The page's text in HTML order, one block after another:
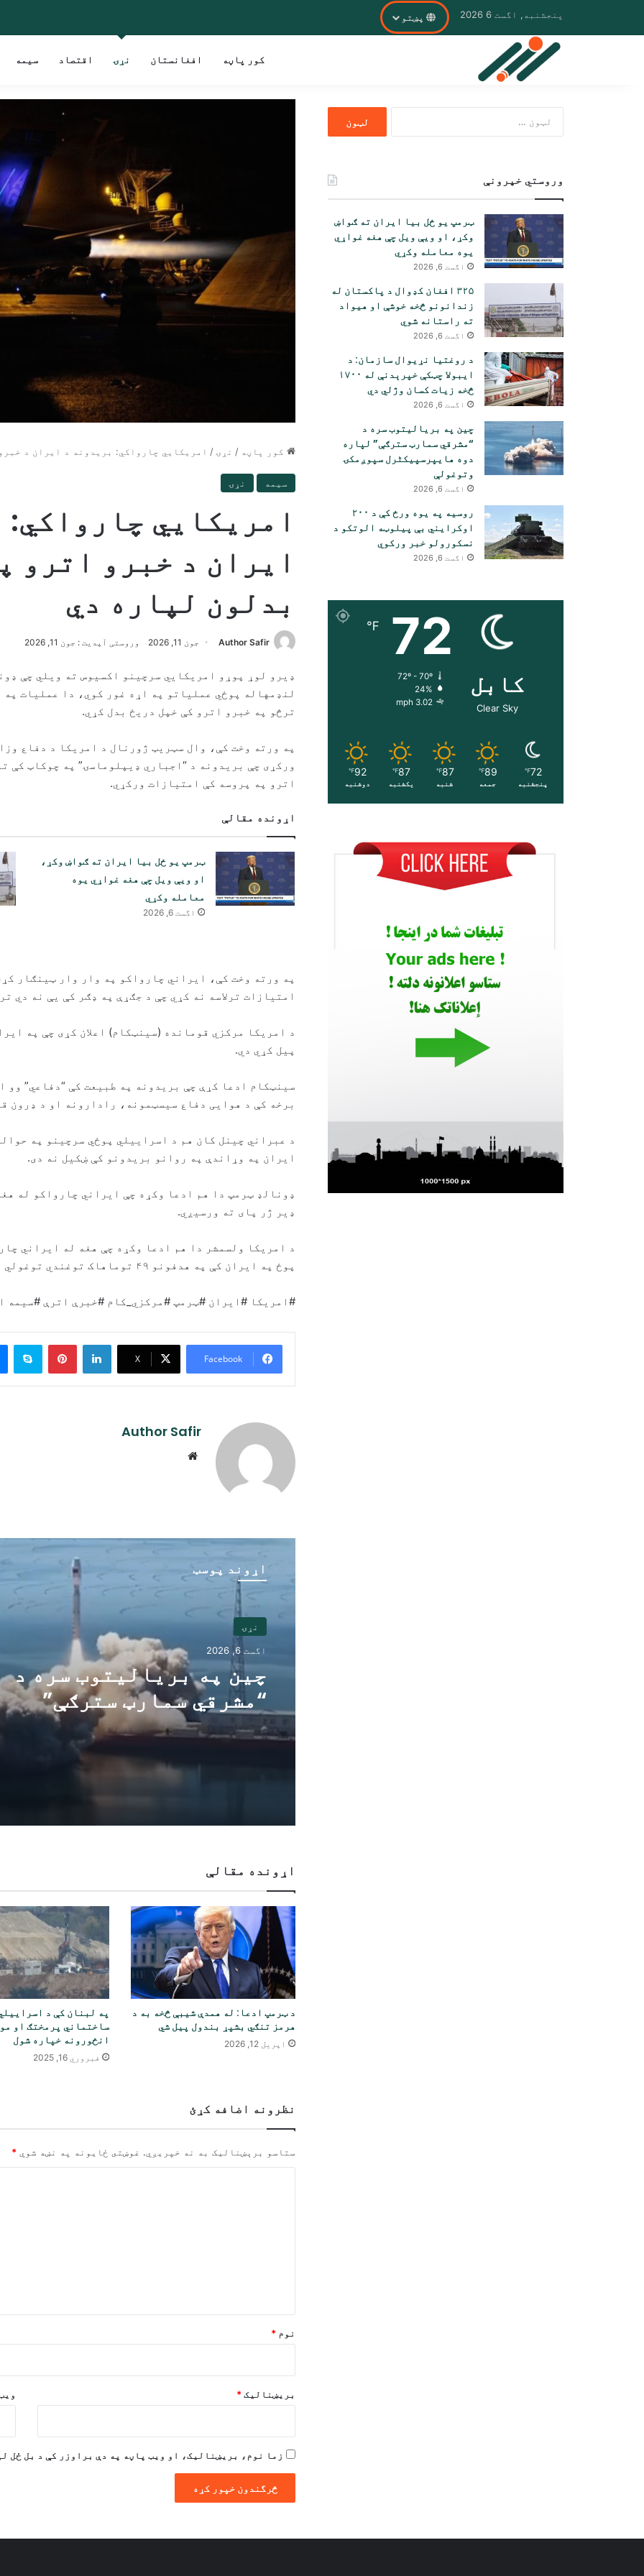
پنجشنبه, اگست 6 2026 پښتو
کور پاڼه افغانستان نړۍ اقتصاد سیمه
کور پاڼه / نړۍ / امریکایي چارواکي: بریدونه د ایران د
سیمه نړۍ
امریکایي چارواکي:
ایران د خبرو اترو
بدلون لپاره دي
Author Safir جون 11, 2026 وروستی آپدیت : جون 11, 2026
ډیرو لوړ پوړو امریکایي سرچینو اکسیوس ته ویلي چې
لنډمهاله پوځي عملیاتو په اړه غور کوي، دا عملیات
ترڅو په خبرو اترو کې خپل دریځ بدل کړي.
په ورته وخت کې، وال سټریټ ژورنال د امریکا د دفاع
ورکړی چې بریدونه د “اجباري ډیپلوماسۍ” په چوکاټ کې
اترو په پروسه کې امتیازات ورکړي.
اړونده مقالې
ټرمپ یو ځل بیا ایران ته ګواښ وکړ،
او ویې ویل چې هغه غواړي یوه
معامله وکړي
اگست 6, 2026
په ورته وخت کې، ایراني چارواکو په وار وار ټینګار
امتیازات ترلاسه نه کړي چې د جګړې په ډګر کې یې نه دي
د امریکا مرکزي قومانده (سینټکام) اعلان کړی چې په
پیل کړي دي.
سینټکام ادعا کړې چې بریدونه په طبیعت کې “دفاعي”
برخه کې د هوایی دفاع سیسټمونه، رادارونه او د ډرون
د عبراني چینل کان هم د اسراییلي پوځي سرچینو په
ایران په وړاندې په روانو بریدونو کې ښکیل نه دی.
ډونالډ ټرمپ دا هم ادعا وکړه چې ایراني چارواکو له
ډیر ژر پای ته ورسیږي.
د امریکا ولسمشر دا هم ادعا وکړه چې هغه له ایراني
پوځ په ایران کې په هدفونو ۴۹ توماهاک توغندي توغولي دي.
#امریکا #ایران #ټرمپ #مرکزي_کام #خبرې اترې #سیمه
Facebook
X
LinkedIn
Pinterest
Author Safir
اړوند پوسټ
نړۍ
اگست 6, 2026
چین په بریالیتوب سره د
“مشرقي سمارټ سترګې”
لپاره دوه
سپوږمکۍ وتوغولې
اړونده مقالې
د ټرمپ ادعا: له همدې شیبې څخه به د
هرمز تنګي بشپړ بندول پیل شي
اپریل 12, 2026
په لبنان کې د
ساختماني پرمختګ او
انځورونه خپاره شول
فبروري 16, 2025
نظرونه اضافه کړئ
ستاسو برېښناليک به نه خپريږي. غوښتى ځایونه په نښه شوي *
نوم *
بریښنالیک *
زما نوم، بریښنالیک، او ویب پاڼه په دې براوزر کې د بل ځل
لپاره
وروستي خپرونې
ټرمپ یو ځل بیا ایران ته ګواښ
وکړ، او ویې ویل چې هغه غواړي
یوه معامله وکړي
اگست 6, 2026
۳۲۵ افغان کډوال د پاکستان له
زندانونو څخه خوشې او هیواد
ته راستانه شوي
اگست 6, 2026
د روغتیا نړیوال سازمان: د
ایبولا چټکې خپرېدنې له ۱۷۰۰
څخه زیات کسان وژلي دي
اگست 6, 2026
چین په بریالیتوب سره د
“مشرقي سمارټ سترګې” لپاره
دوه هایپرسپیکٹرل سپوږمکۍ
وتوغولې
اگست 6, 2026
روسیه په یوه ورځ کې د ۲۰۰
اوکرایني بې پیلوټه الوتکو د
نسکورولو خبر ورکوي
اگست 6, 2026
کابل
Clear Sky
72
℉
72º - 70º
24%
3.02 mph
72
℉
پنجشنبه
89
℉
جمعه
87
℉
شنبه
87
℉
یکشنبه
92
℉
دوشنبه